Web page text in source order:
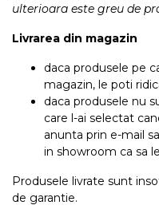
ulterioara este greu de
Livrarea din magazin
daca produsele pe
magazin, le poti
daca produsele nu
care l-ai selectat
anunta prin e-mail
in showroom ca sa
Produsele livrate sunt
de garantie.